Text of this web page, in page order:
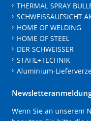
THERMAL SPRAY
SCHWEISSAUFSICHT
HOME OF WELDING
HOME OF STEEL
DER SCHWEISSER
STAHL+TECHNIK
Aluminium-
Wenn Sie an unserem